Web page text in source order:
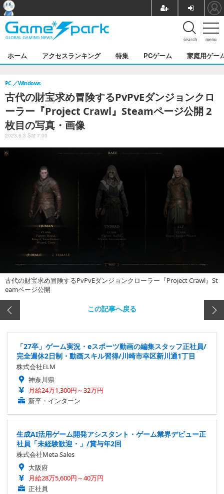
menu
search
ホーム アクセスランキング 特集 PCゲーム 家庭用ゲー
古代の財宝求め冒険するPvPvEダンジョンクロ
ーラー『Project Crawl』Steamページ公開 2
枚目の写真・画像
PC Windows
2023.6.3 Sat 7:00
古代の財宝求め冒険するPvPvEダンジョンクローラー『Project Crawl』St
eamページ公開
この記事へ戻る
「27卒」ゲーム実況・eスポーツ動画の編集スタッフ正社員/
完全週休2日制・動画スキル習得/川崎市幸区新川通1丁目
株式会社ELM
神奈川県
月給24万1,300円～32万円
新卒・インターン
生成AI活用ゲーム開発アシスタント・ゲーム業界デビュー正
社員「未経験歓迎・」/賞与年2回
株式会社Meta Sales
大阪府
月給28万5,600円～40万円
正社員